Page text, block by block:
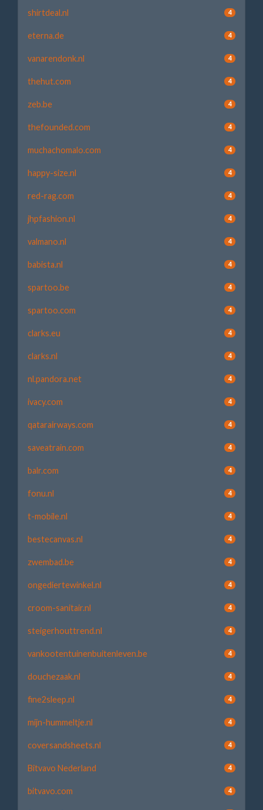
shirtdeal.nl 4
eterna.de 4
vanarendonk.nl 4
thehut.com 4
zeb.be 4
thefounded.com 4
muchachomalo.com 4
happy-size.nl 4
red-rag.com 4
jhpfashion.nl 4
valmano.nl 4
babista.nl 4
spartoo.be 4
spartoo.com 4
clarks.eu 4
clarks.nl 4
nl.pandora.net 4
ivacy.com 4
qatarairways.com 4
saveatrain.com 4
balr.com 4
fonu.nl 4
t-mobile.nl 4
bestecanvas.nl 4
zwembad.be 4
ongediertewinkel.nl 4
croom-sanitair.nl 4
steigerhouttrend.nl 4
vankootentuinenbuitenleven.be 4
douchezaak.nl 4
fine2sleep.nl 4
mijn-hummeltje.nl 4
coversandsheets.nl 4
Bitvavo Nederland 4
bitvavo.com 4